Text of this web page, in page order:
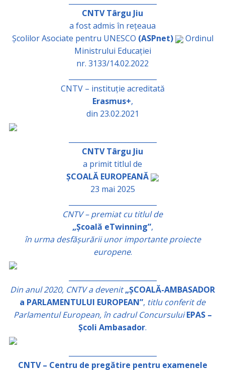
CNTV Târgu Jiu
a fost admis în rețeaua
Școlilor Asociate pentru UNESCO (ASPnet)
Ordinul
Ministrului Educației
nr. 3133/14.02.2022
CNTV – instituție acreditată
Erasmus+,
din 23.02.2021
CNTV Târgu Jiu
a primit titlul de
ȘCOALĂ EUROPEANĂ
23 mai 2025
CNTV – premiat cu titlul de
„Școală eTwinning”,
în urma desfășurării unor importante proiecte
europene.
Din anul 2020, CNTV a devenit „ȘCOALĂ-AMBASADOR
a PARLAMENTULUI EUROPEAN”, titlu conferit de
Parlamentul European, în cadrul Concursului EPAS –
Școli Ambasador.
CNTV – Centru de pregătire pentru examenele